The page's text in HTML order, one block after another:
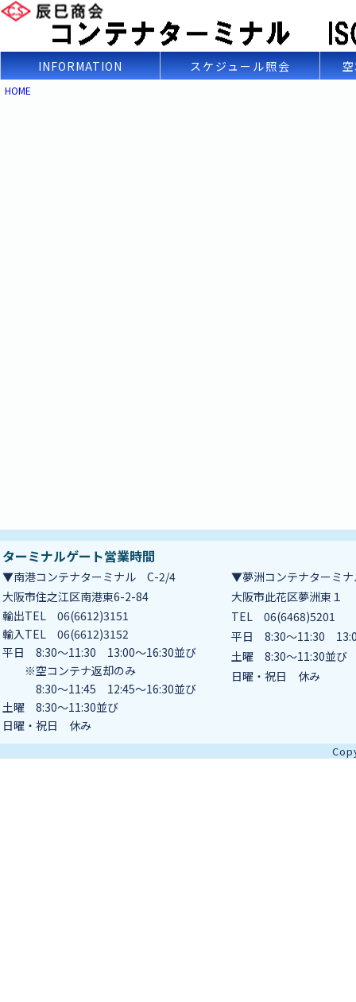
INFORMATION スケジュール照会
ターミナルゲート営業時間
▼南港コンテナターミナル C-2/4
大阪市住之江区南港東6-2-84
輸出TEL 06(6612)3151
輸入TEL 06(6612)3152
平日 8:30～11:30 13:00～16:30並び
※空コンテナ返却のみ
8:30～11:45 12:45～16:30並び
土曜 8:30～11:30並び
日曜・祝日 休み
▼夢洲コンテナターミ
大阪市此花区夢洲東１
TEL 06(6468)5201
平日 8:30～11:30
土曜 8:30～11:30並び
日曜・祝日 休み
HOME